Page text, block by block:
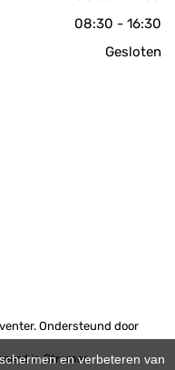
08:30 - 16:30
Gesloten
Ondersteund door
in Stromer,en verbeteren van